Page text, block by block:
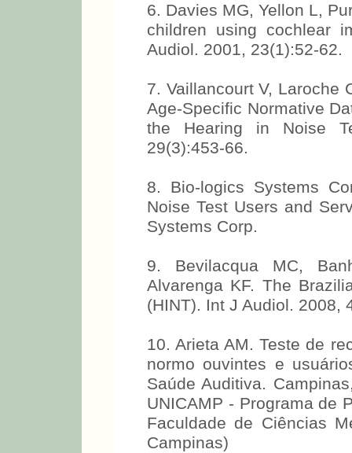
6. Davies MG, Yellon L,
children using cochlear
Audiol. 2001, 23(1):52-62.
7. Vaillancourt V, Laroche
Age-Specific Normative
the Hearing in Noise
29(3):453-66.
8. Bio-logics Systems
Noise Test Users and
Systems Corp.
9. Bevilacqua MC,
Alvarenga KF. The
(HINT). Int J Audiol. 2008,
10. Arieta AM. Teste de
normo ouvintes e
Saúde Auditiva.
UNICAMP - Programa de
Faculdade de Ciências
Campinas)